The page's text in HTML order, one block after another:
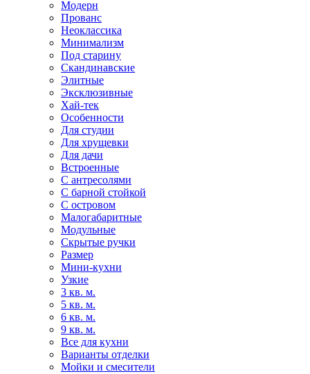
Модерн
Прованс
Неоклассика
Минимализм
Под старину
Скандинавские
Элитные
Эксклюзивные
Хай-тек
Особенности
Для студии
Для хрущевки
Для дачи
Встроенные
С антресолями
С барной стойкой
С островом
Малогабаритные
Модульные
Скрытые ручки
Размер
Мини-кухни
Узкие
3 кв. м.
5 кв. м.
6 кв. м.
9 кв. м.
Все для кухни
Варианты отделки
Мойки и смесители